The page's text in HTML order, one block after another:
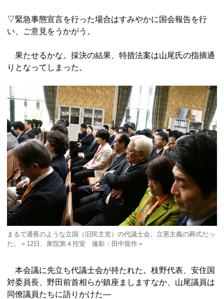
▽緊急事態宣言を行った場合はすみやかに国会報告を行
い、ご意見をうかがう。
果たせるかな。採決の結果、特措法案は山尾氏の指摘通
りとなってしまった。
まるで通夜のような立国（旧民主党）の代議士会。立憲主義の葬式だっ
た。＝12日、衆院第４控室 撮影：田中龍作＝
本会議に先立ち代議士会が持たれた。枝野代表、安住国
対委員長、野田前首相らが鎮座ましますなか、山尾議員は
同僚議員たちに語りかけた―